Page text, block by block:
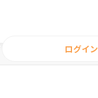
ログイン